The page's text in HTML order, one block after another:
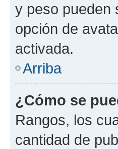
y peso pueden
opción de
activada.
Arriba
¿Cómo se
Rangos, los
cantidad de